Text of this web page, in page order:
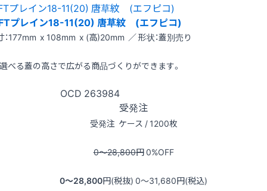
プレイン18-11(20) 唐草紋 (エフピコ)
：177mm x 108mm x (高)20mm ／ 形状：蓋別売り
べる蓋の高さで広がる商品づくりができます。
OCD 263984
受発注
受発注 ケース / 1200枚
0〜28,800円0%OFF
0〜28,800円(税抜) 0〜31,680円(税込)